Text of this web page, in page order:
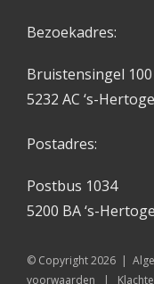
Bezoekadres:
Bruistensingel 100
5232 AC ‘s-
Postadres:
Postbus 1034
5200 BA ‘s-
© Copyright 2026  |
voorwaarden |